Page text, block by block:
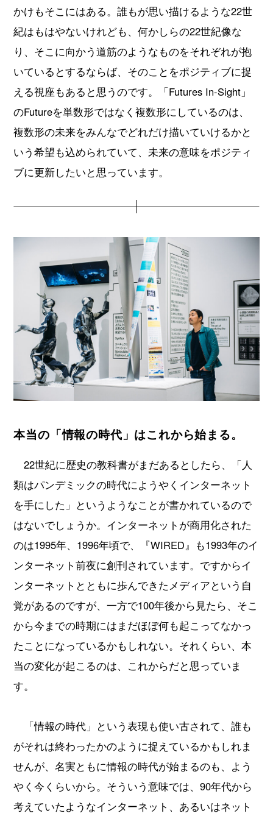
かけもそこにはある。誰もが思い描けるような22世
紀はもはやないけれども、何かしらの22世紀像な
り、そこに向かう道筋のようなものをそれぞれが抱
いているとするならば、そのことをポジティブに捉
える視座もあると思うのです。「Futures In-Sight」
のFutureを単数形ではなく複数形にしているのは、
複数形の未来をみんなでどれだけ描いていけるかと
いう希望も込められていて、未来の意味をポジティ
ブに更新したいと思っています。
本当の「情報の時代」はこれから始まる。
22世紀に歴史の教科書がまだあるとしたら、「人
類はパンデミックの時代にようやくインターネット
を手にした」というようなことが書かれているので
はないでしょうか。インターネットが商用化された
のは1995年、1996年頃で、『WIRED』も1993年のイ
ンターネット前夜に創刊されています。ですからイ
ンターネットとともに歩んできたメディアという自
覚があるのですが、一方で100年後から見たら、そこ
から今までの時期にはまだほぼ何も起こってなかっ
たことになっているかもしれない。それくらい、本
当の変化が起こるのは、これからだと思っていま
す。
「情報の時代」という表現も使い古されて、誰も
がそれは終わったかのように捉えているかもしれま
せんが、名実ともに情報の時代が始まるのも、よう
やく今くらいから。そういう意味では、90年代から
考えていたようなインターネット、あるいはネット